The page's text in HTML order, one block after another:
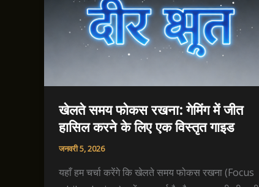
खेलते समय फोकस रखना: गेमिंग में जीत
हासिल करने के लिए एक विस्तृत गाइड
जनवरी 5, 2026
यहाँ हम चर्चा करेंगे कि खेलते समय फोकस रखना (Focus